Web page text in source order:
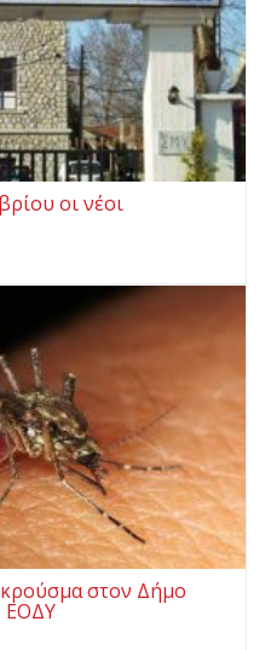
οι νέοι
κρούσμα στον Δήμο
ΕΟΔΥ